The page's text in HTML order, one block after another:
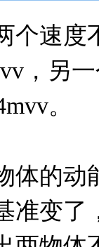
个速度
，另
。
体的动
准变了